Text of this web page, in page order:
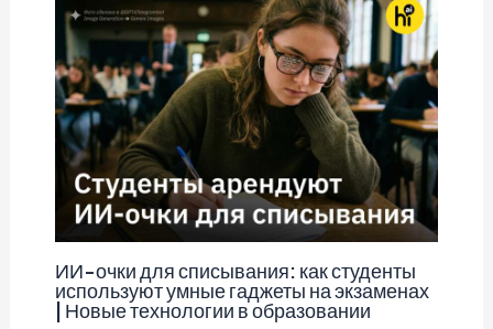
ИИ-очки для списывания: как студенты
используют умные гаджеты на экзаменах
| Новые технологии в образовании